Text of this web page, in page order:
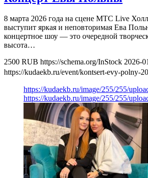
8 марта 2026 года на сцене МТС Live
выступит яркая и неповторимая Ева
концертное шоу — это очередной
высота…
2500 RUB https://schema.org/InStock 2026-
https://kudaekb.ru/event/kontsert-evy-polny-
https://kudaekb.ru/image/255/255/
https://kudaekb.ru/image/255/255/